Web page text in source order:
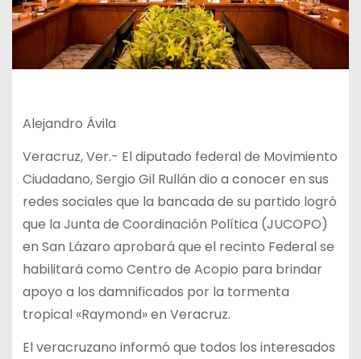
Alejandro Ávila
Veracruz, Ver.- El diputado federal de Movimiento
Ciudadano, Sergio Gil Rullán dio a conocer en sus
redes sociales que la bancada de su partido logró
que la Junta de Coordinación Política (JUCOPO)
en San Lázaro aprobará que el recinto Federal se
habilitará como Centro de Acopio para brindar
apoyo a los damnificados por la tormenta
tropical «Raymond» en Veracruz.
El veracruzano informó que todos los interesados